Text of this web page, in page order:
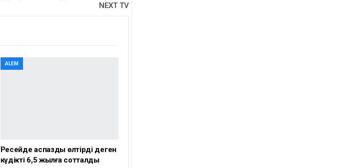
NEXT TV
ALEM
Ресейде аспазды өлтірді деген
күдікті 6,5 жылға сотталды